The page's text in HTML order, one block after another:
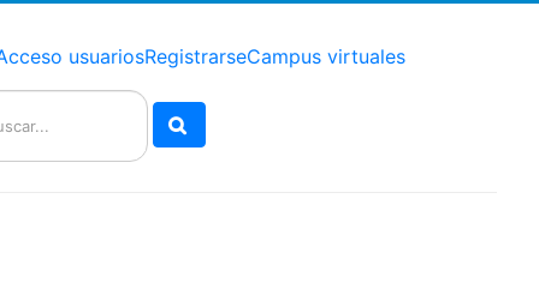
usuariosRegistrarseCampus virtuales